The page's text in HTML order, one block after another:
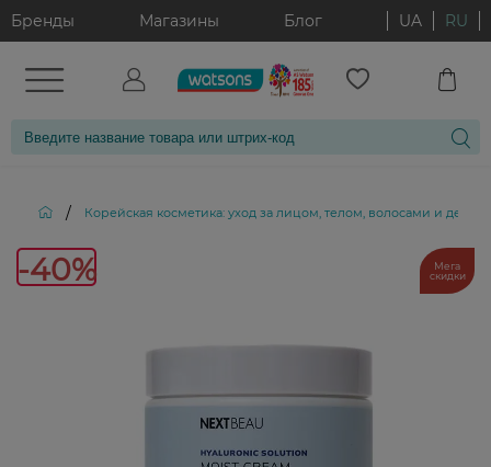
Бренды Магазины Блог UA RU
/ Корейская косметика: уход за лицом, телом, волосами и
-40%
Мега
скидки